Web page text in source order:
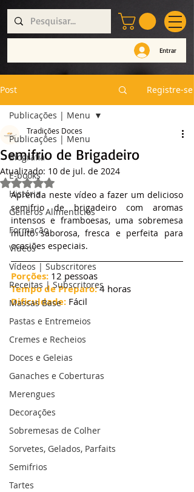
Entrar
Post Registre-se
Publicações | Menu
Biografia
E-books
História
Géneros Alimentícios
Formação
Vídeos
Vídeos | Subscritores
Receitas | Subscritores
Massas Base
Pastas e Entremeios
Cremes e Recheios
Doces e Geleias
Ganaches e Coberturas
Merengues
Decorações
Sobremesas de Colher
Sorvetes, Gelados, Parfaits
Semifrios
Tartes
Publicações | Menu
Semifrio de Brigadeiro
Tradições Doces
Atualizado: 10 de jul. de 2024
Avaliado com NaN de 5 estrelas.
Aprenda neste vídeo a fazer um delicioso
semifrio de brigadeiro com aromas
intensos e framboesas, uma sobremesa
muito saborosa, fresca e perfeita para
ocasiões especiais.
Porções: 12 pessoas
Tempo de Preparo: 4 horas
Dificuldade: Fácil